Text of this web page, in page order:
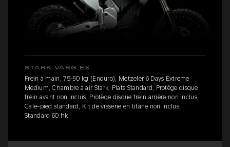
STARK VARG EX
Frein à main, 75-90 kg (Enduro), Metzeler 6 Days Extreme
Medium, Chambre à air Stark, Plats Standard, Protège disque
frein avant non inclus, Protège disque frein arrière non inclus,
Cale-pied standard, Kit de visserie en titane non inclus,
Standard 60 hk